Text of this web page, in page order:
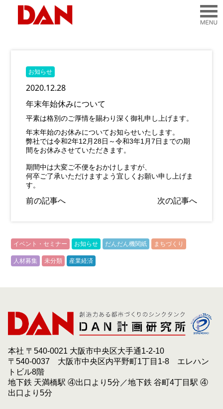
お知らせ
2020.12.28
年末年始休みについて
平素は格別のご厚情を賜わり深く御礼申し上げます。
年末年始のお休みについてお知らせいたします。
弊社では令和2年12月28日～令和3年1月7日までの期
間をお休みさせていただきます。
期間中は大変ご不便をおかけしますが、
何卒ご了承いただけますよう宜しくお願い申し上げま
す。
前の記事へ 次の記事へ
イベント・セミナー お知らせ だんだん機関紙
まちづくり
人材募集
未分類 産業経済
本社 〒540-0021 大阪市中央区大手通1-2-10
〒540-0037 大阪市中央区内平野町1丁目1-8 エレハン
トビル8階
地下鉄 天満橋駅 ④出口より5分／地下鉄 谷町4丁目駅 ④
出口より5分